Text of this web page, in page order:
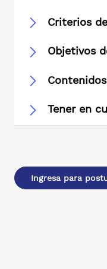
Criterios
Objetivos
Tener en
Ingresa para